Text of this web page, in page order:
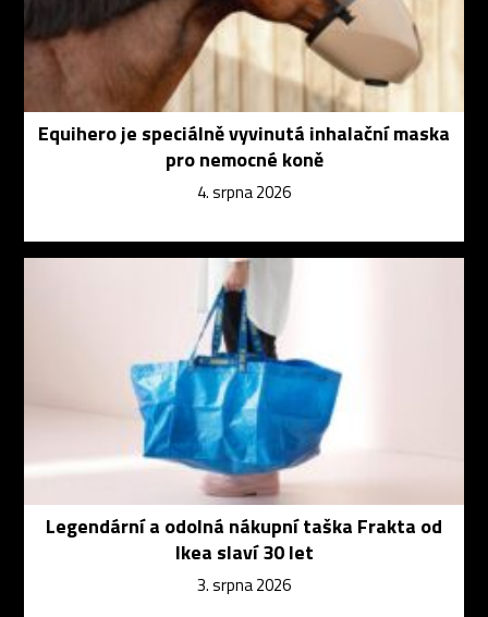
Equihero je speciálně vyvinutá inhalační maska
pro nemocné koně
4. srpna 2026
Legendární a odolná nákupní taška Frakta od
Ikea slaví 30 let
3. srpna 2026